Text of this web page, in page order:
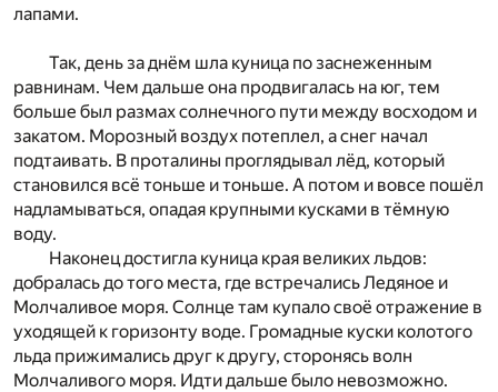
лапами.
Так, день за днём шла куница по заснеженным
равнинам. Чем дальше она продвигалась на юг, тем
больше был размах солнечного пути между восходом и
закатом. Морозный воздух потеплел, а снег начал
подтаивать. В проталины проглядывал лёд, который
становился всё тоньше и тоньше. А потом и вовсе пошёл
надламываться, опадая крупными кусками в тёмную
воду.
Наконец достигла куница края великих льдов:
добралась до того места, где встречались Ледяное и
Молчаливое моря. Солнце там купало своё отражение в
уходящей к горизонту воде. Громадные куски колотого
льда прижимались друг к другу, сторонясь волн
Молчаливого моря. Идти дальше было невозможно.